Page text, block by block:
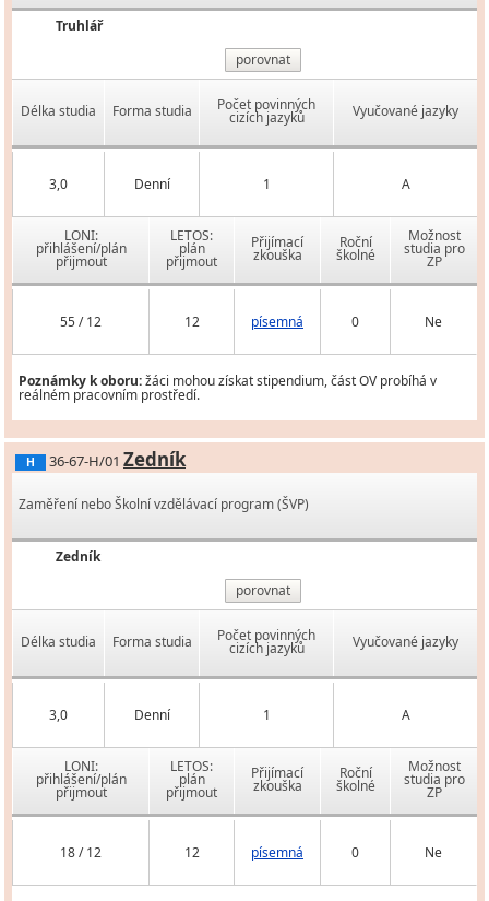
Truhlář
porovnat
Délka studia Forma studia Počet povinných
cizích jazyků Vyučované jazyky
3,0 Denní 1 A
LONI:
přihlášení/plán
přijmout
LETOS:
plán
přijmout
Přijímací
zkouška
Roční
školné
Možnost
studia pro
ZP
55 / 12 12 písemná 0 Ne
Poznámky k oboru:žáci mohou získat stipendium, část OV probíhá v
reálném pracovním prostředí.
H 36-67-H/01 Zedník
Zaměření nebo Školní vzdělávací program (ŠVP)
Zedník
porovnat
Délka studia Forma studia Počet povinných
cizích jazyků Vyučované jazyky
3,0 Denní 1 A
LONI:
přihlášení/plán
přijmout
LETOS:
plán
přijmout
Přijímací
zkouška
Roční
školné
Možnost
studia pro
ZP
18 / 12 12 písemná 0 Ne